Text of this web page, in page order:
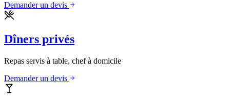
Demander un devis
Dîners privés
Repas servis à table, chef à domicile
Demander un devis